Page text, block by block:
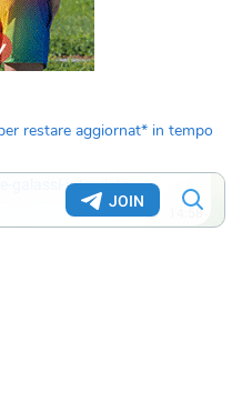
restare aggiornat* in tempo